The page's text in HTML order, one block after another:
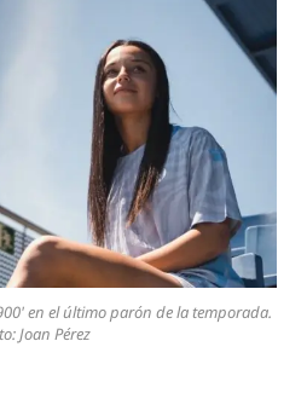
en el último parón de la temporada.
Joan Pérez